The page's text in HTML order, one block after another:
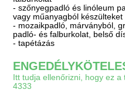
- szőnyegpadló és linóleum
vagy műanyagból készülteket
- mozaikpadló, márványból,
padló- és falburkolat, belső
- tapétázás
Itt tudja ellenőrizni, hogy ez
4333